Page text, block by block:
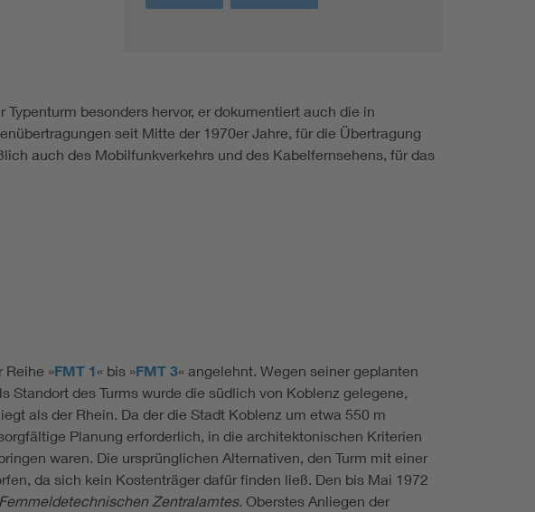
besonders hervor, er dokumentiert auch die in
seit Mitte der 1970er Jahre, für die Übertragung
auch des Mobilfunkverkehrs und des Kabelfernsehens, für das
Reihe »FMT 1 « bis »FMT 3« angelehnt. Wegen seiner geplanten
des Turms wurde die südlich von Koblenz gelegene,
als der Rhein. Da der die Stadt Koblenz um etwa 550 m
Planung erforderlich, in die architektonischen Kriterien
waren. Die ursprünglichen Alternativen, den Turm mit einer
da sich kein Kostenträger dafür finden ließ. Den bis Mai 1972
Fernmeldetechnischen Zentralamtes. Oberstes Anliegen der